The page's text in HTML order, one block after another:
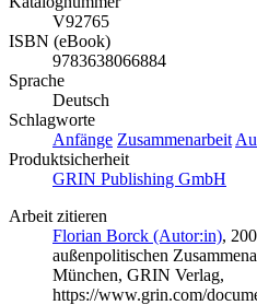
V92765
ISBN (eBook)
9783638066884
Sprache
Deutsch
Schlagworte
Anfänge Zusammenarbeit
Produktsicherheit
GRIN Publishing GmbH
Arbeit zitieren
Florian Borck (Autor:in),
außenpolitischen
München, GRIN Verlag,
https://www.grin.com/